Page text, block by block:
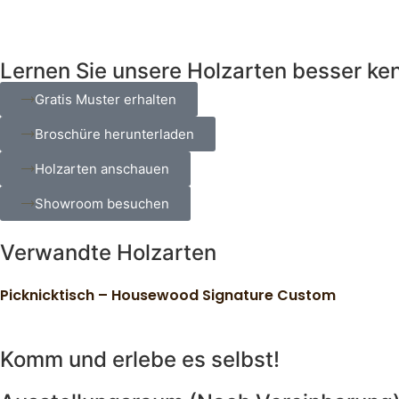
Lernen Sie unsere Holzarten besser
Gratis Muster erhalten
Broschüre herunterladen
Holzarten anschauen
Showroom besuchen
Verwandte Holzarten
Picknicktisch – Housewood Signature Custom
Komm und erlebe es selbst!